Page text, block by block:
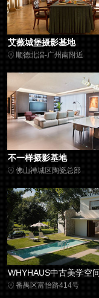
艾薇城堡摄影基地
顺德北滘-广州南附近
不一样摄影基地
佛山禅城区陶瓷总部
WHYHAUS中古美学空
番禺区富怡路414号